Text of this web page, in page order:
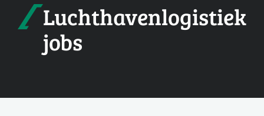
Luchthavenlogistiek
jobs